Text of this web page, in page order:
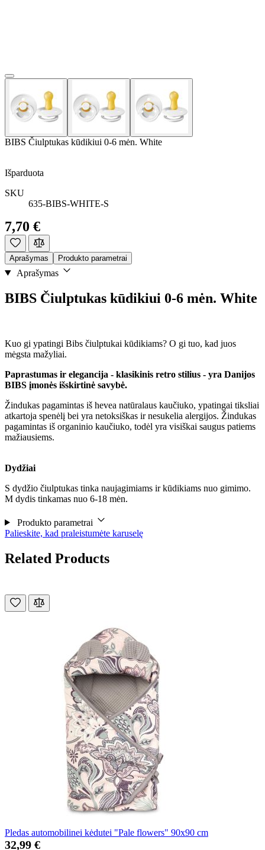
BIBS Čiulptukas kūdikiui 0-6 mėn. White
Išparduota
SKU
635-BIBS-WHITE-S
7,70 €
Aprašymas Produkto parametrai
Aprašymas
BIBS Čiulptukas kūdikiui 0-6 mėn. White
Kuo gi ypatingi Bibs čiulptukai kūdikiams? O gi tuo, kad juos
mėgsta mažyliai.
Paprastumas ir elegancija - klasikinis retro stilius - yra Danijos
BIBS įmonės išskirtinė savybė.
Žindukas pagamintas iš hevea natūralaus kaučiuko, ypatingai tiksliai
atkartoja spenėlį bei yra netoksiškas ir nesukelia alergijos. Žindukas
pagamintas iš organinio kaučiuko, todėl yra visiškai saugus patiems
mažiausiems.
Dydžiai
S dydžio čiulptukas tinka naujagimiams ir kūdikiams nuo gimimo.
M dydis tinkamas nuo 6-18 mėn.
Produkto parametrai
Palieskite, kad praleistumėte karuselę
Related Products
Pledas automobilinei kėdutei "Pale flowers" 90x90 cm
32,99 €